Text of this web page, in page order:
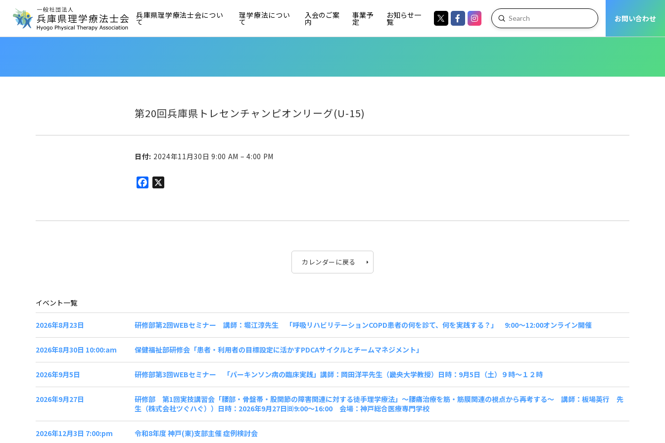
兵庫県理学療法士会につい
て
理学療法につい
て
入会のご案
内
事業予
定
お知らせ一
覧 Search
Submit お問い合わせ
第20回兵庫県トレセンチャンピオンリーグ(U-15)
日付: 2024年11月30日 9:00 AM –4:00 PM
Facebook
カレンダーに戻る
イベント一覧
2026年8月23日 研修部第2回WEBセミナー 講師：堀江淳先生 「呼吸リハビリテーションCOPD患者の何を診て、何を実践する？」 9:00～12:00オンライン開催
2026年8月30日 10:00:am 保健福祉部研修会「患者・利用者の目標設定に活かすPDCAサイクルとチームマネジメント」
2026年9月5日 研修部第3回WEBセミナー 「パーキンソン病の臨床実践」講師：岡田洋平先生（畿央大学教授）日時：9月5日（土）９時～１２時
2026年9月27日
研修部 第1回実技講習会「腰部・骨盤帯・股関節の障害関連に対する徒手理学療法」～腰痛治療を筋・筋膜関連の視点から再考する～ 講師：板場英行 先
生（株式会社ツぐハぐ））日時：2026年9月27日㈰9:00～16:00 会場：神戸総合医療専門学校
2026年12月3日 7:00:pm 令和8年度 神戸(東)支部主催 症例検討会